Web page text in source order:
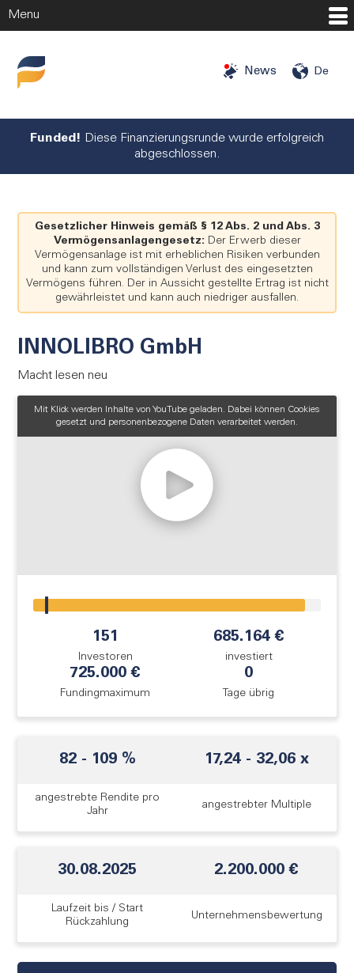
Menu
Investitionschancen
Unternehmen
Über uns
Blog
Presse
Registrieren
De
News
Funded! Diese Finanzierungsrunde wurde erfolgreich
abgeschlossen.
Gesetzlicher Hinweis gemäß § 12 Abs. 2 und Abs. 3
Vermögensanlagengesetz:Der Erwerb dieser
Vermögensanlage ist mit erheblichen Risiken verbunden
und kann zum vollständigen Verlust des eingesetzten
Vermögens führen. Der in Aussicht gestellte Ertrag ist nicht
gewährleistet und kann auch niedriger ausfallen.
INNOLIBRO GmbH
Macht lesen neu
Mit Klick werden Inhalte von YouTube geladen. Dabei können Cookies
gesetzt und personenbezogene Daten verarbeitet werden.
151
Investoren
685.164 €
investiert
725.000 €
Fundingmaximum
0
Tage übrig
82 - 109 %
angestrebte Rendite pro
Jahr
17,24 - 32,06 x
angestrebter Multiple
30.08.2025
Laufzeit bis / Start
Rückzahlung
2.200.000 €
Unternehmens­bewertung